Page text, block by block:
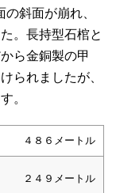
斜面が崩れ、
。長持型石棺と
ら金銅製の甲
られましたが、
。
４８６メートル
２４９メートル